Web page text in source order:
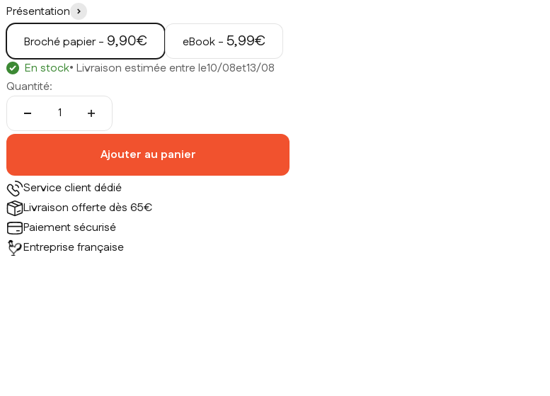
Présentation
Broché papier - Prix de vente
9,90€ eBook - Prix de vente
5,99€
En stock• Livraison estimée entre le10/08et13/08
Quantité:
Ajouter au panier
Service client dédié
Livraison offerte dès 65€
Paiement sécurisé
Entreprise française